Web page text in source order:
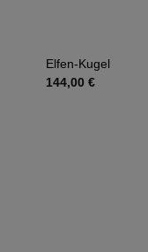
Elfen-Kugel
144,00 €